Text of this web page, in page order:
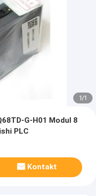
1/1
G-H01 Modul 8
PLC
Kontakt